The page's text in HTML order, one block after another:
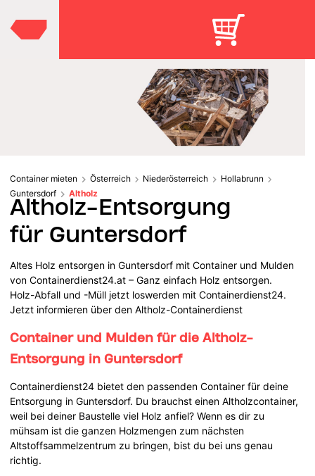
Container mieten Österreich Niederösterreich
Hollabrunn
Guntersdorf
Altholz
Altholz-Entsorgung
für Guntersdorf
Altes Holz entsorgen in Guntersdorf mit Container und Mulden
von Containerdienst24.at – Ganz einfach Holz entsorgen.
Holz-Abfall und -Müll jetzt loswerden mit Containerdienst24.
Jetzt informieren über den Altholz-Containerdienst
Container und Mulden für die Altholz-
Entsorgung in Guntersdorf
Containerdienst24 bietet den passenden Container für deine
Entsorgung in Guntersdorf. Du brauchst einen Altholzcontainer,
weil bei deiner Baustelle viel Holz anfiel? Wenn es dir zu
mühsam ist die ganzen Holzmengen zum nächsten
Altstoffsammelzentrum zu bringen, bist du bei uns genau
richtig.